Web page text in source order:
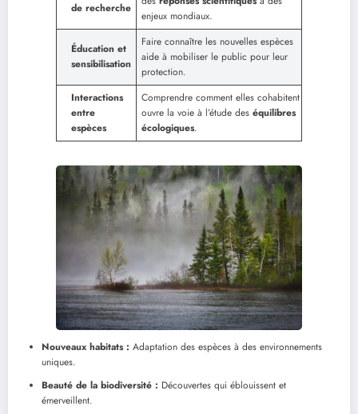
de recherche
enjeux mondiaux.
Éducation et
sensibilisation
Faire connaître les nouvelles espèces
aide à mobiliser le public pour leur
protection.
Interactions
entre
espèces
Comprendre comment elles cohabitent
ouvre la voie à l’étude des équilibres
écologiques.
Nouveaux habitats : Adaptation des espèces à des environnements
uniques.
Beauté de la biodiversité : Découvertes qui éblouissent et
émerveillent.